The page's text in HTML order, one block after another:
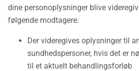
dine personoplysninger blive
følgende modtagere:
Der videregives oplysninger til
sundhedspersoner, hvis det er
til et aktuelt behandlingsforløb